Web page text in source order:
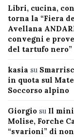
Libri, cucina,
torna la “Fiera
Avellana
convegni e
del tartufo
kasia su
in quota sul
Soccorso alpino
Giorgio su Il
Molise, Forche
“svarioni” di